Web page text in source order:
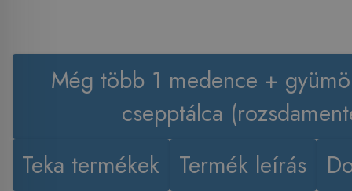
Még több 1 medence +
csepptálca
Teka termékek
Termék leírás